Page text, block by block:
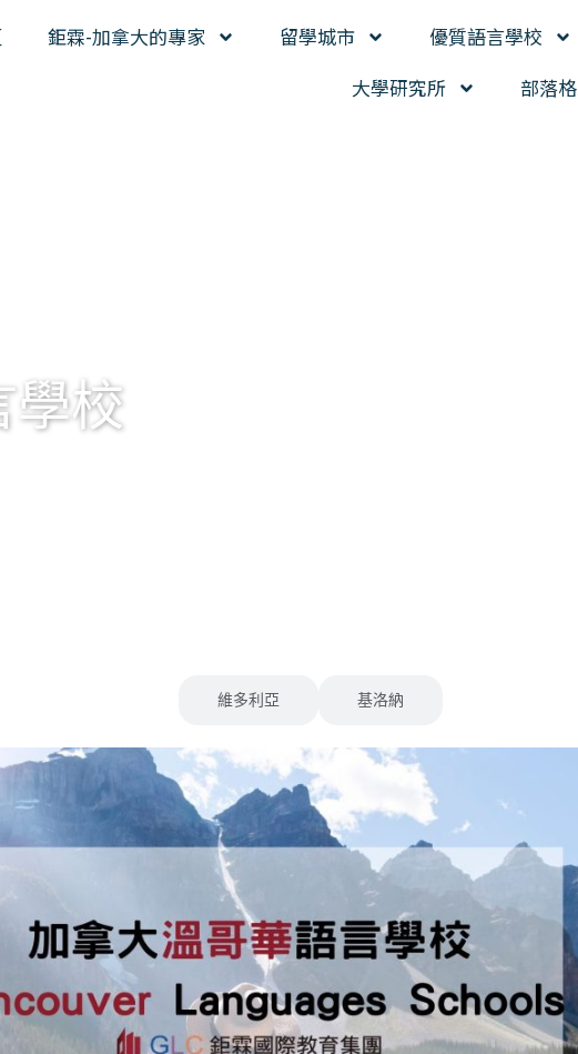
鉅霖-加拿大的專家 留學城市 優質語言學校
大學研究所
部落格
學校
維多利亞 基洛納